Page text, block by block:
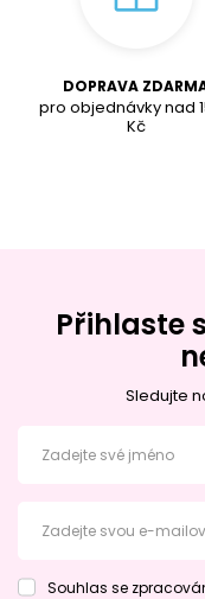
DOPRAVA
pro objednávky nad
Kč
Přihlaste
Sledujte
Zadejte své jméno
Zadejte svou e-
Souhlas se